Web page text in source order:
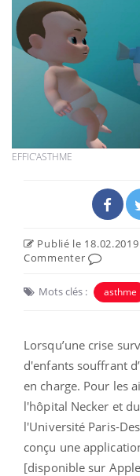
EFFIC'ASTHME
Publié le
Commenter
Mots clés : asthme
Lorsqu’une crise
d'enfants souffrant
en charge. Pour les
l'hôpital Necker et
l'Université Paris-
conçu une
[disponible sur